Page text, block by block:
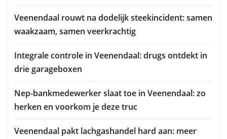
Veenendaal rouwt na dodelijk steekincident: samen
waakzaam, samen veerkrachtig
Integrale controle in Veenendaal: drugs ontdekt in
drie garageboxen
Nep-bankmedewerker slaat toe in Veenendaal: zo
herken en voorkom je deze truc
Veenendaal pakt lachgashandel hard aan: meer